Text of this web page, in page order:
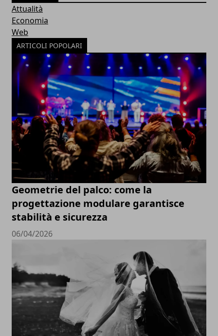
Attualità
Economia
Web
ARTICOLI POPOLARI
Geometrie del palco: come la
progettazione modulare garantisce
stabilità e sicurezza
06/04/2026